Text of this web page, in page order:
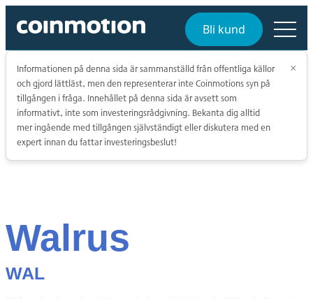
Bli kund
Informationen på denna sida är sammanställd från offentliga källor
och gjord lättläst, men den representerar inte Coinmotions syn på
tillgången i fråga. Innehållet på denna sida är avsett som
informativt, inte som investeringsrådgivning. Bekanta dig alltid
mer ingående med tillgången självständigt eller diskutera med en
expert innan du fattar investeringsbeslut!
×
Walrus
WAL